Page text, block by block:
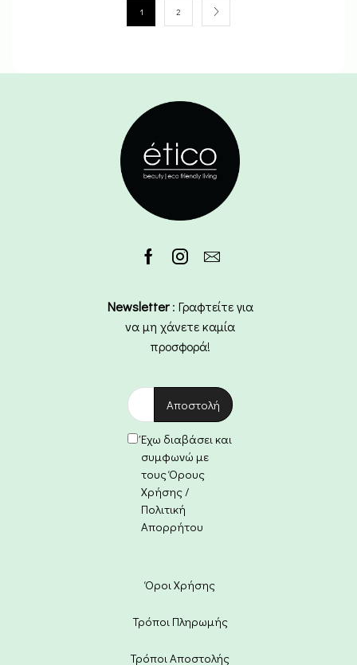
1 2
Newsletter: Γραφτείτε για
να μη χάνετε καμία
προσφορά!
Έχω διαβάσει και
συμφωνώ με
τους Όρους
Χρήσης /
Πολιτική
Απορρήτου
Όροι Χρήσης
Τρόποι Πληρωμής
Τρόποι Αποστολής